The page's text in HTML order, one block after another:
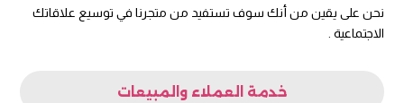
نحن على يقين من أنك سوف تستفيد من متجرنا في توسيع علاقاتك
الاجتماعية .
خدمة العملاء والمبيعات